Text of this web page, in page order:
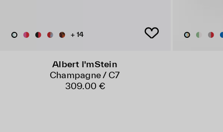
+ 14
Albert I'mStein
Champagne / C7
309.00 €